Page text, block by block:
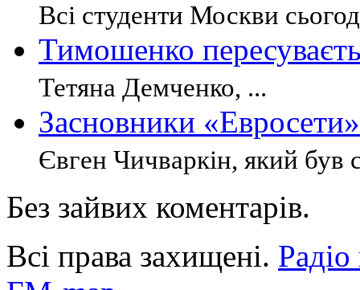
Всі студенти Москви
Тимошенко
Тетяна Демченко, ...
Засновники
Євген Чичваркін, який був
Без зайвих коментарів.
Всі права захищені.